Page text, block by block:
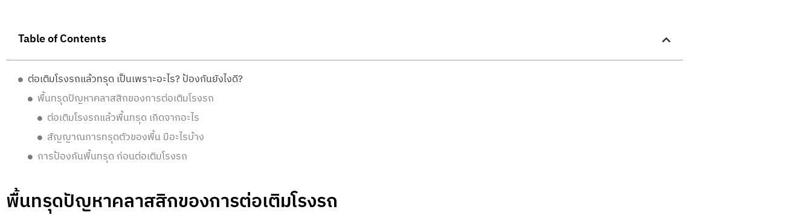
Table of Contents
ต่อเติมโรงรถแล้วทรุด เป็นเพราะอะไร? ป้องกันยังไงดี?
พื้นทรุดปัญหาคลาสสิกของการต่อเติมโรงรถ
ต่อเติมโรงรถแล้วพื้นทรุด เกิดจากอะไร
สัญญาณการทรุดตัวของพื้น มีอะไรบ้าง
การป้องกันพื้นทรุด ก่อนต่อเติมโรงรถ
พื้นทรุดปัญหาคลาสสิกของการต่อเติมโรงรถ